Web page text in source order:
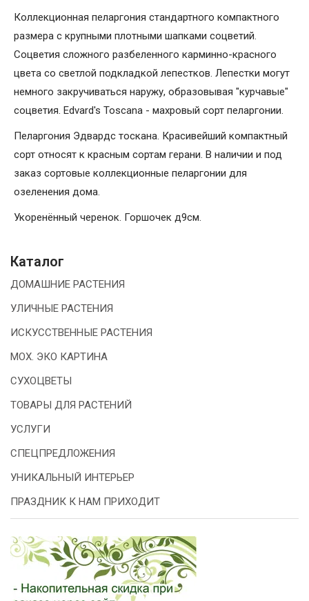
Коллекционная пеларгония стандартного компактного
размера с крупными плотными шапками соцветий.
Соцветия сложного разбеленного карминно-красного
цвета со светлой подкладкой лепестков. Лепестки могут
немного закручиваться наружу, образовывая "курчавые"
соцветия. Edvard's Toscana - махровый сорт пеларгонии.
Пеларгония Эдвардс тоскана. Красивейший компактный
сорт относят к красным сортам герани. В наличии и под
заказ сортовые коллекционные пеларгонии для
озеленения дома.
Укоренённый черенок. Горшочек д9см.
Каталог
ДОМАШНИЕ РАСТЕНИЯ
УЛИЧНЫЕ РАСТЕНИЯ
ИСКУССТВЕННЫЕ РАСТЕНИЯ
МОХ. ЭКО КАРТИНА
СУХОЦВЕТЫ
ТОВАРЫ ДЛЯ РАСТЕНИЙ
УСЛУГИ
СПЕЦПРЕДЛОЖЕНИЯ
УНИКАЛЬНЫЙ ИНТЕРЬЕР
ПРАЗДНИК К НАМ ПРИХОДИТ